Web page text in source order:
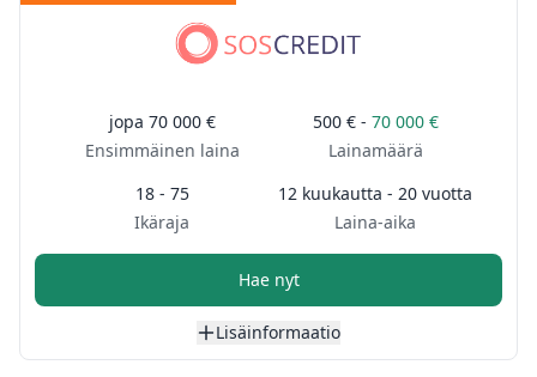
jopa 70 000 €
Ensimmäinen laina
500 € - 70 000 €
Lainamäärä
18 - 75
Ikäraja
12 kuukautta - 20 vuotta
Laina-aika
Hae nyt
Lisäinformaatio